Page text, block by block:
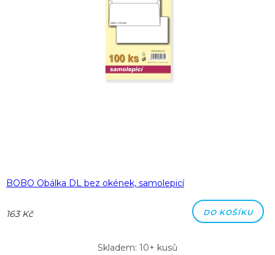
BOBO Obálka DL bez okének, samolepicí
163 Kč DO KOŠÍKU
Skladem: 10+ kusů